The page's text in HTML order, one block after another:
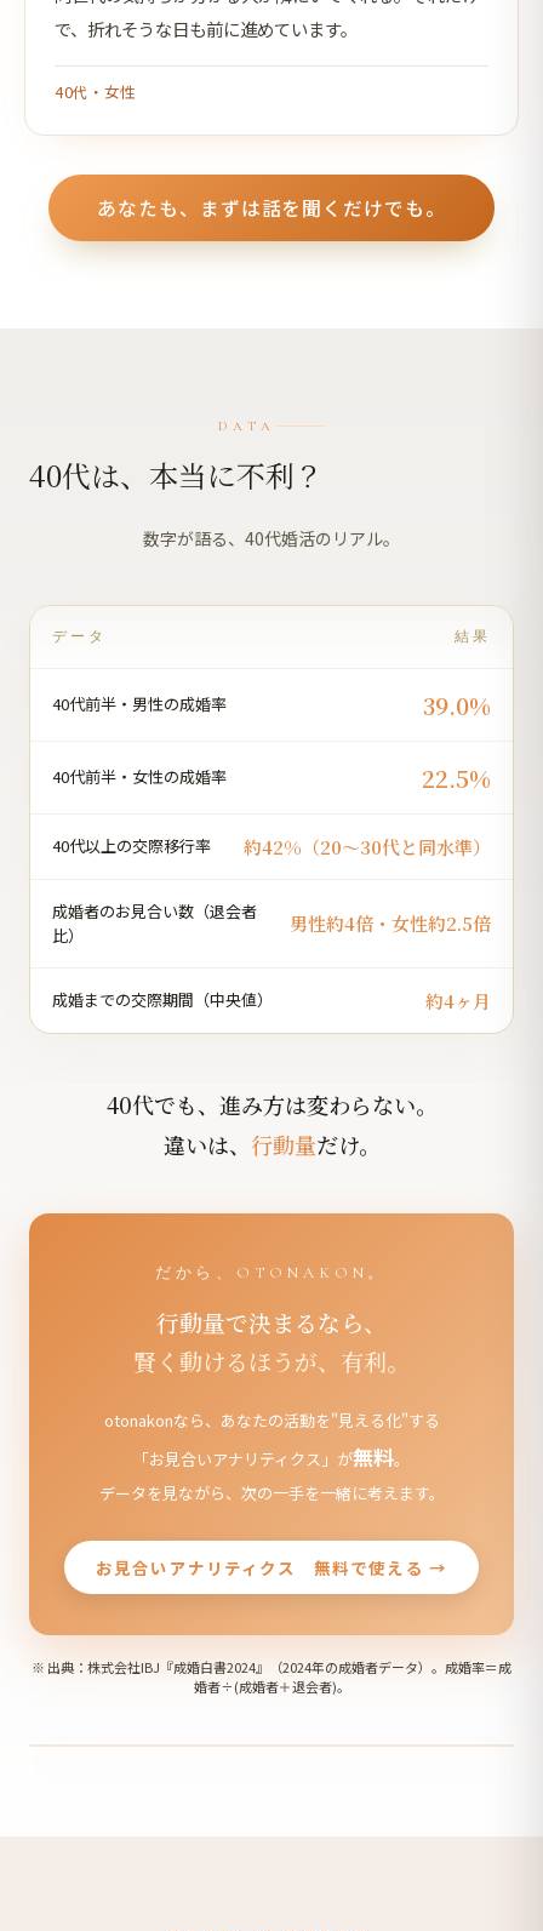
で、折れそうな日も前に進めています。
40代・女性
あなたも、まずは話を聞くだけでも。
DATA
40代は、 本当に不利 ？
数字が語る、40代婚活のリアル。
データ 結果
40代前半・男性の成婚率 39.0%
40代前半・女性の成婚率 22.5%
40代以上の交際移行率 約42%（20〜30代と同水準）
成婚者のお見合い数（退会者
比）
男性約4倍・女性約2.5倍
成婚までの交際期間（中央値） 約4ヶ月
40代でも、進み方は変わらない。
違いは、 行動量だけ。
だから、OTONAKON。
行動量で決まるなら、
賢く動けるほうが、有利。
otonakonなら、あなたの活動を"見える化"する
「お見合いアナリティクス」が無料。
データを見ながら、次の一手を一緒に考えます。
お見合いアナリティクス 無料で使える →
※ 出典：株式会社IBJ『成婚白書2024』（2024年の成婚者データ）。成婚率＝成
婚者÷(成婚者＋退会者)。